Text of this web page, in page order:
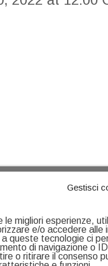
Gestisci
le migliori esperienze,
e/o accedere alle
queste tecnologie ci
di navigazione o
o ritirare il consenso
Contacts
Servizio Ricerca
U.O.C
Università degli
Via Ferrata, 5 -